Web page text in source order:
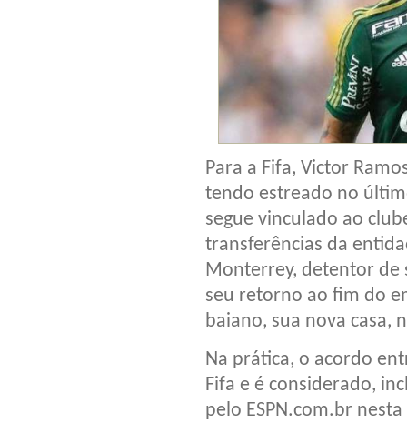
Para a Fifa, Victor
tendo estreado no
segue vinculado ao
transferências da
Monterrey, detentor de
seu retorno ao fim do
baiano, sua nova casa,
Na prática, o acordo
Fifa e é considerado,
pelo ESPN.com.br